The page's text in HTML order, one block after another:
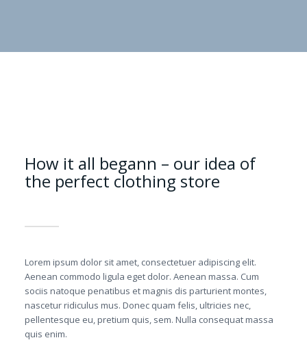
How it all begann – our idea of
the perfect clothing store
Lorem ipsum dolor sit amet, consectetuer adipiscing elit.
Aenean commodo ligula eget dolor. Aenean massa. Cum
sociis natoque penatibus et magnis dis parturient montes,
nascetur ridiculus mus. Donec quam felis, ultricies nec,
pellentesque eu, pretium quis, sem. Nulla consequat massa
quis enim.